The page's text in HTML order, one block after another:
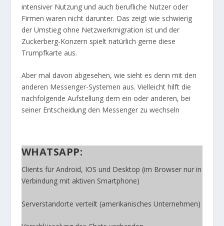
intensiver Nutzung und auch berufliche Nutzer oder
Firmen waren nicht darunter. Das zeigt wie schwierig
der Umstieg ohne Netzwerkmigration ist und der
Zuckerberg-Konzern spielt natürlich gerne diese
Trumpfkarte aus.
Aber mal davon abgesehen, wie sieht es denn mit den
anderen Messenger-Systemen aus. Vielleicht hilft die
nachfolgende Aufstellung dem ein oder anderen, bei
seiner Entscheidung den Messenger zu wechseln
WHATSAPP:
Clients für Android, IOS und Desktop (im Browser nur in
Verbindung mit aktiven Smartphone)
Serverstandorte verteilt (amerikanisches Unternehmen)